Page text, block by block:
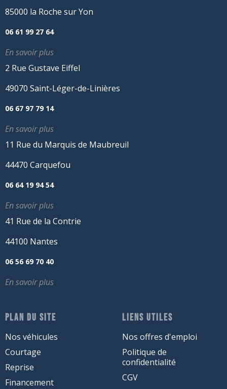
85000 la Roche sur Yon
06 61 99 27 64
En savoir plus
2 Rue Gustave Eiffel
49070 Saint-Léger-de-Linières
06 67 97 79 14
En savoir plus
11 Rue du Marquis de Maubreuil
44470 Carquefou
06 64 19 94 54
En savoir plus
41 Rue de la Contrie
44100 Nantes
06 56 69 70 40
En savoir plus
PLAN DU SITE
Nos véhicules
Courtage
Reprise
Financement
LIENS UTILES
Nos offres d'emploi
Politique de
confidentialité
CGV